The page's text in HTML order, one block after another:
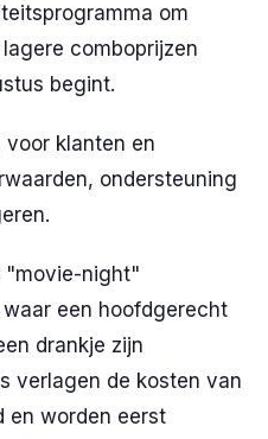
om
comboprijzen
begint.
voor klanten en
ondersteuning
"movie-night"
een hoofdgerecht
drankje zijn
verlagen de kosten van
en worden eerst